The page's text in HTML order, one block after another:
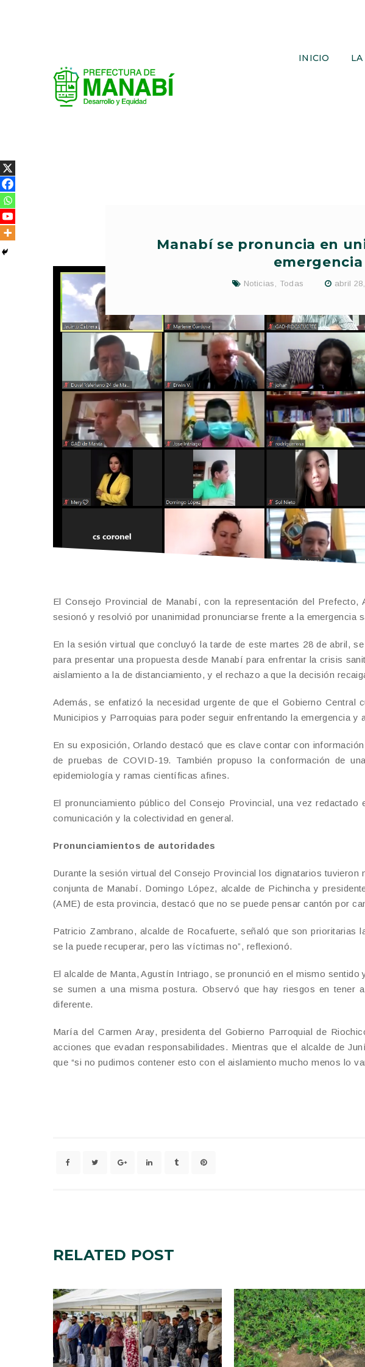
INICIO LA
Manabí se pronuncia en
emergencia
Noticias , Todas abril
El Consejo Provincial de Manabí, con la representación del Prefecto,
sesionó y resolvió por unanimidad pronunciarse frente a la emergencia
En la sesión virtual que concluyó la tarde de este martes 28 de abril,
para presentar una propuesta desde Manabí para enfrentar la crisis
aislamiento a la de distanciamiento, y el rechazo a que la decisión
Además, se enfatizó la necesidad urgente de que el Gobierno
Municipios y Parroquias para poder seguir enfrentando la emergencia y
En su exposición, Orlando destacó que es clave contar con
de pruebas de COVID-19. También propuso la conformación de
epidemiología y ramas científicas afines.
El pronunciamiento público del Consejo Provincial, una vez
comunicación y la colectividad en general.
Pronunciamientos de autoridades
Durante la sesión virtual del Consejo Provincial los dignatarios
conjunta de Manabí. Domingo López, alcalde de Pichincha y
(AME) de esta provincia, destacó que no se puede pensar cantón por
Patricio Zambrano, alcalde de Rocafuerte, señaló que son prioritarias
se la puede recuperar, pero las víctimas no”, reflexionó.
El alcalde de Manta, Agustín Intriago, se pronunció en el mismo
se sumen a una misma postura. Observó que hay riesgos en tener
diferente.
María del Carmen Aray, presidenta del Gobierno Parroquial de
acciones que evadan responsabilidades. Mientras que el alcalde de
que “si no pudimos contener esto con el aislamiento mucho menos lo
RELATED POST